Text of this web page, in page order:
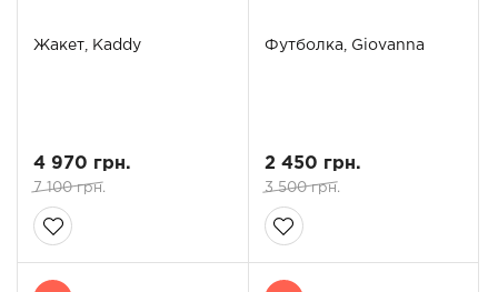
Жакет, Kaddy
4 970 грн.
7 100 грн.
Футболка, Giovanna
2 450 грн.
3 500 грн.